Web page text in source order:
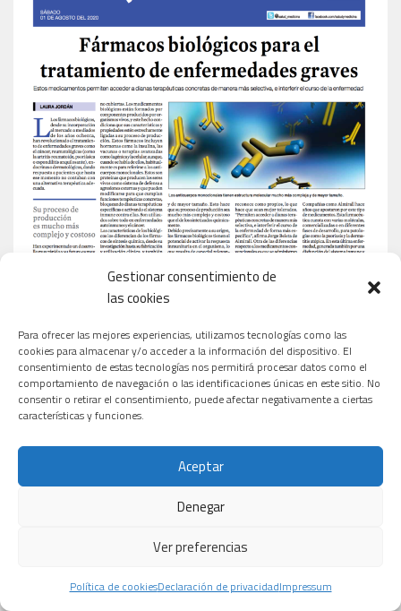
Gestionar consentimiento de
las cookies
Para ofrecer las mejores experiencias, utilizamos tecnologías como las
cookies para almacenar y/o acceder a la información del dispositivo. El
consentimiento de estas tecnologías nos permitirá procesar datos como el
comportamiento de navegación o las identificaciones únicas en este sitio. No
consentir o retirar el consentimiento, puede afectar negativamente a ciertas
características y funciones.
Aceptar
Denegar
Ver preferencias
Política de cookiesDeclaración de privacidadImpressum